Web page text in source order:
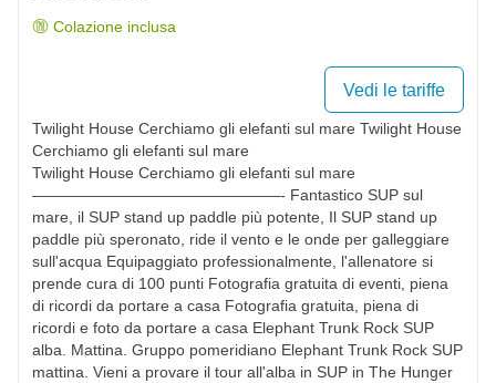
Colazione inclusa
Vedi le tariffe
Twilight House Cerchiamo gli elefanti sul mare Twilight House
Cerchiamo gli elefanti sul mare
Twilight House Cerchiamo gli elefanti sul mare
————————————————- Fantastico SUP sul
mare, il SUP stand up paddle più potente, Il SUP stand up
paddle più speronato, ride il vento e le onde per galleggiare
sull'acqua Equipaggiato professionalmente, l'allenatore si
prende cura di 100 punti Fotografia gratuita di eventi, piena
di ricordi da portare a casa Fotografia gratuita, piena di
ricordi e foto da portare a casa Elephant Trunk Rock SUP
alba. Mattina. Gruppo pomeridiano Elephant Trunk Rock SUP
mattina. Vieni a provare il tour all'alba in SUP in The Hunger